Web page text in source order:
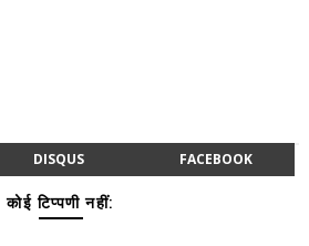
DISQUS FACEBOOK
कोई टिप्पणी नहीं: